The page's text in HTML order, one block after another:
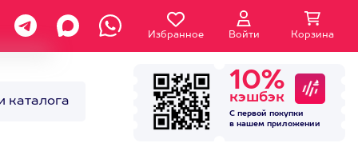
Избранное Войти Корзина
каталога
10%
кэшбэк
С первой покупки
в нашем приложении